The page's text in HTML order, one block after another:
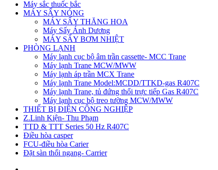
Máy sắc thuốc bắc
MÁY SẤY NÓNG
MÁY SẤY THĂNG HOA
Máy Sấy Ánh Dương
MÁY SẤY BƠM NHIỆT
PHÒNG LẠNH
Máy lạnh cục bộ âm trần cassette- MCC Trane
Máy lạnh Trane MCW/MWW
Máy lạnh áp trần MCX Trane
Máy lạnh Trane Model:MCDD/TTKD-gas R407C
Máy lạnh Trane, tủ đứng thổi trực tiếp Gas R407C
Máy lạnh cục bộ treo tường MCW/MWW
THIẾT BỊ ĐIỆN CÔNG NGHIỆP
Z.Linh Kiện- Thu Phạm
TTD & TTT Series 50 Hz R407C
Điều hòa casper
FCU-điều hòa Carier
Đặt sàn thổi ngang- Carrier